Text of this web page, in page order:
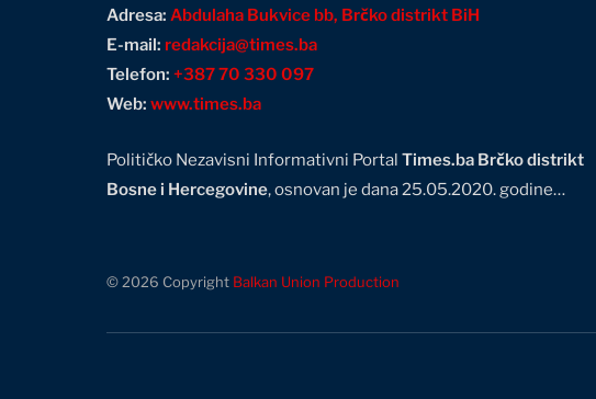
Adresa: Abdulaha Bukvice bb, Brčko distrikt BiH
E-mail: redakcija@times.ba
Telefon: +387 70 330 097
Web: www.times.ba
Političko Nezavisni Informativni Portal Times.ba Brčko distrikt
Bosne i Hercegovine, osnovan je dana 25.05.2020. godine…
© 2026 Copyright Balkan Union Production